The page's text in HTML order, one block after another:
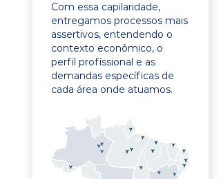
Com essa capilaridade,
entregamos processos mais
assertivos, entendendo o
contexto econômico, o
perfil profissional e as
demandas específicas de
cada área onde atuamos.